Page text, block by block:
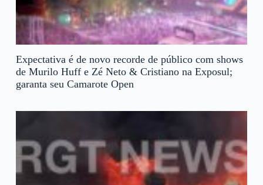
Expectativa é de novo recorde de público com shows
de Murilo Huff e Zé Neto & Cristiano na Exposul;
garanta seu Camarote Open